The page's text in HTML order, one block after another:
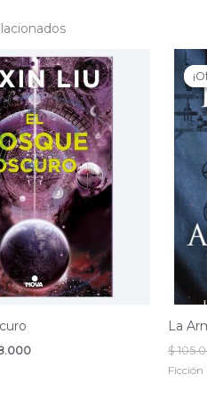
El
La
$
Ficción